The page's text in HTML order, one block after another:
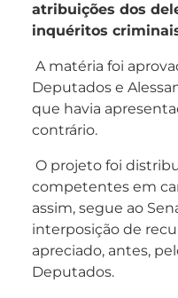
atribuições dos
inquéritos
A matéria foi
Deputados e
que havia
contrário.
O projeto foi
competentes em
assim, segue ao
interposição de
apreciado, antes,
Deputados.